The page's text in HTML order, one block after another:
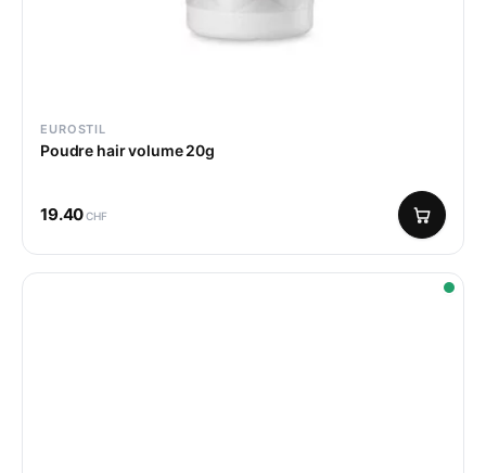
EUROSTIL
Poudre hair volume 20g
19.40CHF